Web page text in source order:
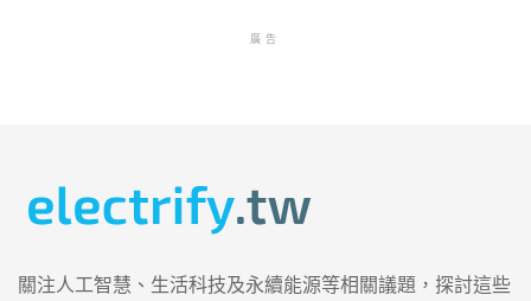
廣告
關注人工智慧、生活科技及永續能源等相關議題，探討這些